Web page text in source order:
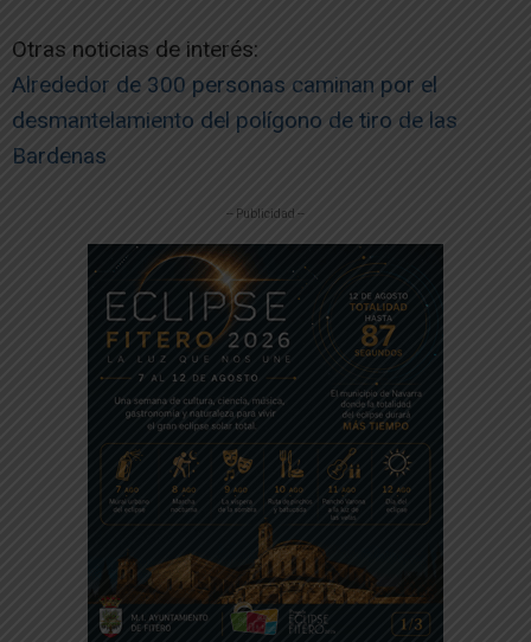
Otras noticias de interés:
Alrededor de 300 personas caminan por el
desmantelamiento del polígono de tiro de las
Bardenas
-- Publicidad --